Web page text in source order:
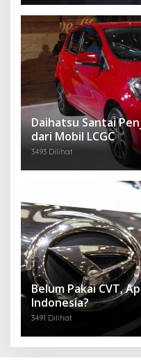
Daihatsu Santai
dari Mobil LCGC
3493 Dilihat
Belum Pakai CVT,
Indonesia?
3491 Dilihat